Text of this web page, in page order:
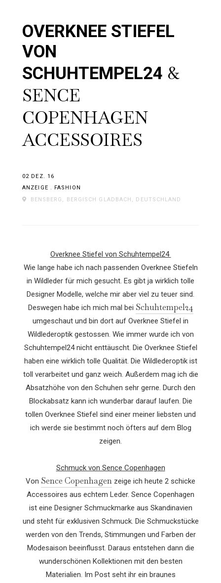
OVERKNEE STIEFEL
VON
SCHUHTEMPEL24 &
SENCE
COPENHAGEN
ACCESSOIRES
02 DEZ. 16
ANZEIGE .
FASHION
BENSBERG, BERGISCH GLADBACH, DEUTSCHLAND
Overknee Stiefel von Schuhtempel24
Wie lange habe ich nach passenden Overknee Stiefeln
in Wildleder für mich gesucht. Es gibt ja wirklich tolle
Designer Modelle, welche mir aber viel zu teuer sind.
Deswegen habe ich mich mal bei Schuhtempel24
umgeschaut und bin dort auf Overknee Stiefel in
Wildlederoptik gestossen. Wie immer wurde ich von
Schuhtempel24 nicht enttäuscht. Die Overknee Stiefel
haben eine wirklich tolle Qualität. Die Wildlederoptik ist
toll verarbeitet und ganz weich. Außerdem mag ich die
Absatzhöhe von den Schuhen sehr gerne. Durch den
Blockabsatz kann ich wunderbar darauf laufen. Die
tollen Overknee Stiefel sind einer meiner liebsten und
ich werde sie bestimmt noch öfters auf dem Blog
zeigen.
Schmuck von Sence Copenhagen
Von Sence Copenhagen zeige ich heute 2 schicke
Accessoires aus echtem Leder. Sence Copenhagen
ist eine Designer Schmuckmarke aus Skandinavien
und steht für exklusiven Schmuck. Die Schmuckstücke
werden von den Trends, Stimmungen und Farben der
Modesaison beeinflusst. Daraus entstehen dann die
wunderschönen Kollektionen mit den besten
Materialien. Im Post seht ihr ein braunes